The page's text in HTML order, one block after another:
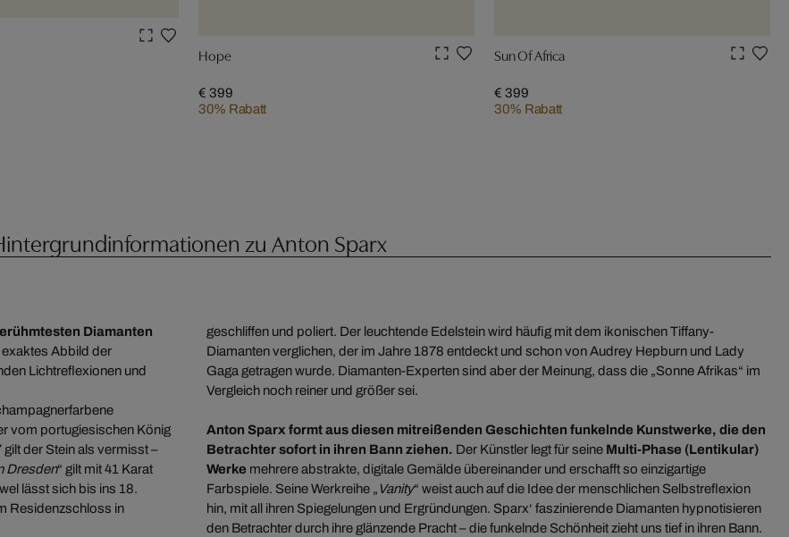
Hope
€ 399
30% Rabatt
Sun Of Africa
€ 399
30% Rabatt
zu Anton Sparx
Diamanten
Abbild der
Lichtreflexionen und
vom portugiesischen König
der Stein als vermisst –
Dresden“ gilt mit 41 Karat
lässt sich bis ins 18.
Residenzschloss in
geschliffen und poliert. Der leuchtende Edelstein wird häufig mit dem ikonischen Tiffany-
Diamanten verglichen, der im Jahre 1878 entdeckt und schon von Audrey Hepburn und Lady
Gaga getragen wurde. Diamanten-Experten sind aber der Meinung, dass die „Sonne Afrikas“ im
Vergleich noch reiner und größer sei.
Anton Sparx formt aus diesen mitreißenden Geschichten funkelnde Kunstwerke, die den
Betrachter sofort in ihren Bann ziehen. Der Künstler legt für seine Multi-Phase (Lentikular)
Werke mehrere abstrakte, digitale Gemälde übereinander und erschafft so einzigartige
Farbspiele. Seine Werkreihe „ Vanity“ weist auch auf die Idee der menschlichen Selbstreflexion
hin, mit all ihren Spiegelungen und Ergründungen. Sparx‘ faszinierende Diamanten hypnotisieren
den Betrachter durch ihre glänzende Pracht – die funkelnde Schönheit zieht uns tief in ihren Bann.